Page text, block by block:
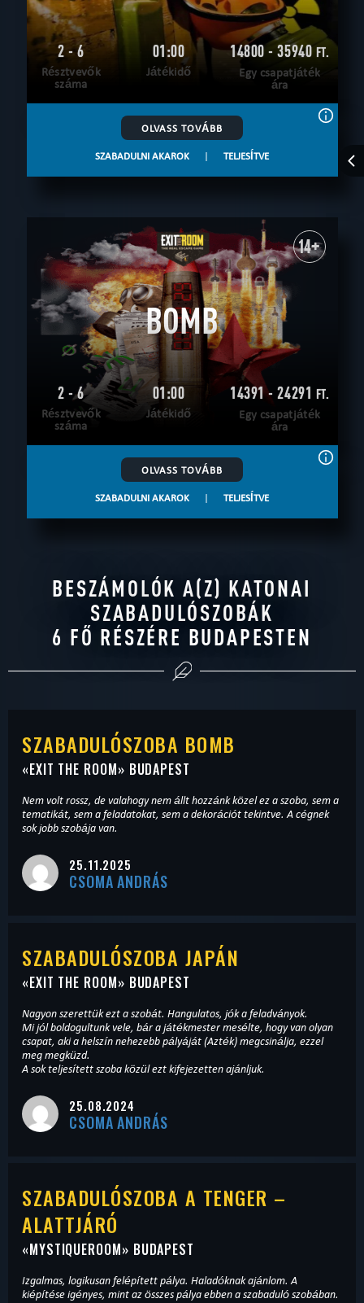
2 - 6
Résztvevők
száma
01:00
Játékidő
14800 - 35940 FT.
Egy csapatjáték
ára
OLVASS TOVÁBB
SZABADULNI AKAROK | TELJESÍTVE
14+
BOMB
2 - 6
Résztvevők
száma
01:00
Játékidő
14391 - 24291 FT.
Egy csapatjáték
ára
OLVASS TOVÁBB
SZABADULNI AKAROK | TELJESÍTVE
BESZÁMOLÓK A(Z) KATONAI
SZABADULÓSZOBÁK
6 FŐ RÉSZÉRE BUDAPESTEN
SZABADULÓSZOBA BOMB
«EXIT THE ROOM» BUDAPEST
Nem volt rossz, de valahogy nem állt hozzánk közel ez a szoba, sem a
tematikát, sem a feladatokat, sem a dekorációt tekintve. A cégnek
sok jobb szobája van.
25.11.2025
CSOMA ANDRÁS
SZABADULÓSZOBA JAPÁN
«EXIT THE ROOM» BUDAPEST
Nagyon szerettük ezt a szobát. Hangulatos, jók a feladványok.
Mi jól boldogultunk vele, bár a játékmester mesélte, hogy van olyan
csapat, aki a helszín nehezebb pályáját (Azték) megcsinálja, ezzel
meg megküzd.
A sok teljesített szoba közül ezt kifejezetten ajánljuk.
25.08.2024
CSOMA ANDRÁS
SZABADULÓSZOBA A TENGER –
ALATTJÁRÓ
«MYSTIQUEROOM» BUDAPEST
Izgalmas, logikusan felépített pálya. Haladóknak ajánlom. A
kiépítése igényes, mint az összes pálya ebben a szabaduló szobában.